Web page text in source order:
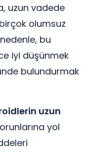
uzun vadede
birçok olumsuz
bu
iyi düşünmek
bulundurmak
uzun
yol